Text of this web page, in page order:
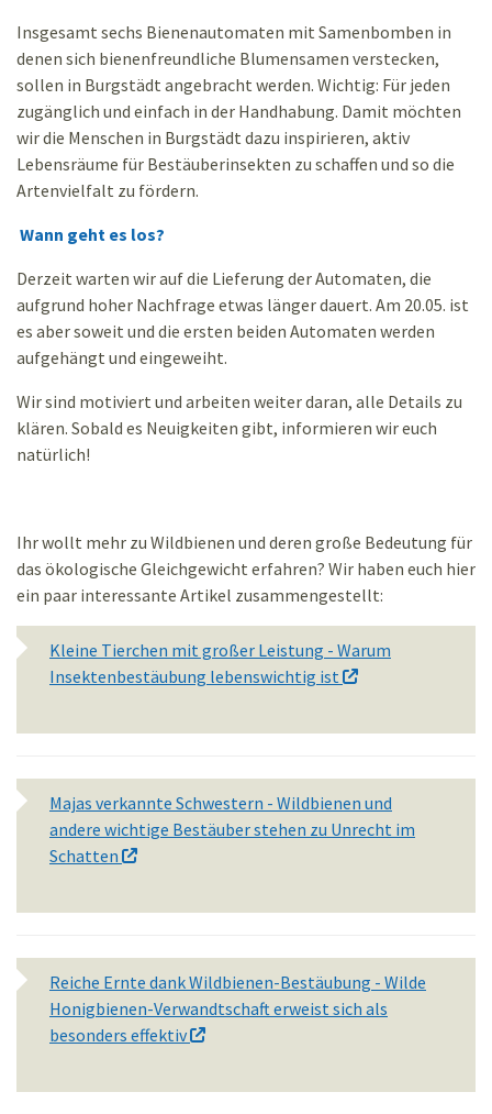
Insgesamt sechs Bienenautomaten mit Samenbomben in
denen sich bienenfreundliche Blumensamen verstecken,
sollen in Burgstädt angebracht werden. Wichtig: Für jeden
zugänglich und einfach in der Handhabung. Damit möchten
wir die Menschen in Burgstädt dazu inspirieren, aktiv
Lebensräume für Bestäuberinsekten zu schaffen und so die
Artenvielfalt zu fördern.
Wann geht es los?
Derzeit warten wir auf die Lieferung der Automaten, die
aufgrund hoher Nachfrage etwas länger dauert. Am 20.05. ist
es aber soweit und die ersten beiden Automaten werden
aufgehängt und eingeweiht.
Wir sind motiviert und arbeiten weiter daran, alle Details zu
klären. Sobald es Neuigkeiten gibt, informieren wir euch
natürlich!
Ihr wollt mehr zu Wildbienen und deren große Bedeutung für
das ökologische Gleichgewicht erfahren? Wir haben euch hier
ein paar interessante Artikel zusammengestellt:
Kleine Tierchen mit großer Leistung - Warum
Insektenbestäubung lebenswichtig ist
Majas verkannte Schwestern - Wildbienen und
andere wichtige Bestäuber stehen zu Unrecht im
Schatten
Reiche Ernte dank Wildbienen-Bestäubung - Wilde
Honigbienen-Verwandtschaft erweist sich als
besonders effektiv